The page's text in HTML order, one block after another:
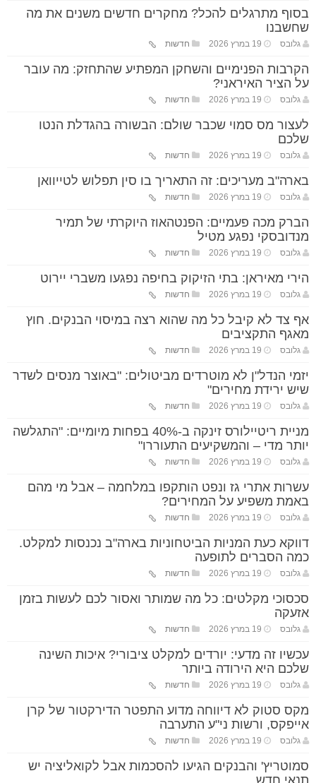
בסוף מתרגלים להכל? מחקרים חדשים משנים את מה
שחשבנו
גלובס 19 במרץ 2026 חדשות
הקרבות הפנימיים והשחקן המפתיע שהתחזק: מה עובר
על הציר האיראני?
גלובס 19 במרץ 2026 חדשות
לעצור מס סמוי שכבר שולם: הבשורה בהגדלת הנטו
שלכם
גלובס 19 במרץ 2026 חדשות
בארה"ב מעריכים: זה התאריך בו סין תפלוש לטייוואן
גלובס 19 במרץ 2026 חדשות
הברק מכה פעמיים: הפנטהאוז היוקרתי של תמיר
מנדובסקי נפגע מטיל
גלובס 19 במרץ 2026 חדשות
הירי מאיראן: בתי הזיקוק בחיפה נפגעו משברי יירוט
גלובס 19 במרץ 2026 חדשות
אף צד לא קיבל כל מה שהוא רצה במיסוי הבנקים. חוץ
מאגף התקציבים
גלובס 19 במרץ 2026 חדשות
יזמי הנדל"ן לא מוטרדים מביטולים: "באוצר מנסים לשדר
שיש ירידת מחירים"
גלובס 19 במרץ 2026 חדשות
מניית ריטיילורס זינקה ב-40% בפחות מיומיים: "התגלשה
יותר מדי – והמשקיעים התעוררו"
גלובס 19 במרץ 2026 חדשות
עשרות אתרי גז ונפט הותקפו במלחמה – אבל מי מהם
באמת משפיע על המחירים?
גלובס 19 במרץ 2026 חדשות
דווקא כעת המניות הביטחוניות בארה"ב נכנסות למקלט.
כמה הסברים לתופעה
גלובס 19 במרץ 2026 חדשות
סכסוכי מקלטים: כל מה שמותר ואסור לכם לעשות בזמן
אזעקה
גלובס 19 במרץ 2026 חדשות
עכשיו זה מדעי: יורדים למקלט ציבורי? איכות השינה
שלכם היא הירודה ביותר
גלובס 19 במרץ 2026 חדשות
מקס סטוק לא דיווחה מדוע התפטר הדירקטור של קרן
אייפקס, ורשות ני"ע התערבה
גלובס 19 במרץ 2026 חדשות
סמוטריץ' והבנקים הגיעו להסכמות אבל לקואליציה יש